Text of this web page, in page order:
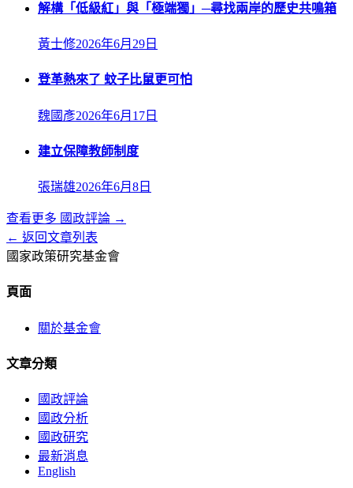
解構「低級紅」與「極端獨」─尋找兩岸的歷史共鳴箱
黃士修2026年6月29日
登革熱來了 蚊子比鼠更可怕
魏國彥2026年6月17日
建立保障教師制度
張瑞雄2026年6月8日
查看更多 國政評論 →
← 返回文章列表
國家政策研究基金會
頁面
關於基金會
文章分類
國政評論
國政分析
國政研究
最新消息
English